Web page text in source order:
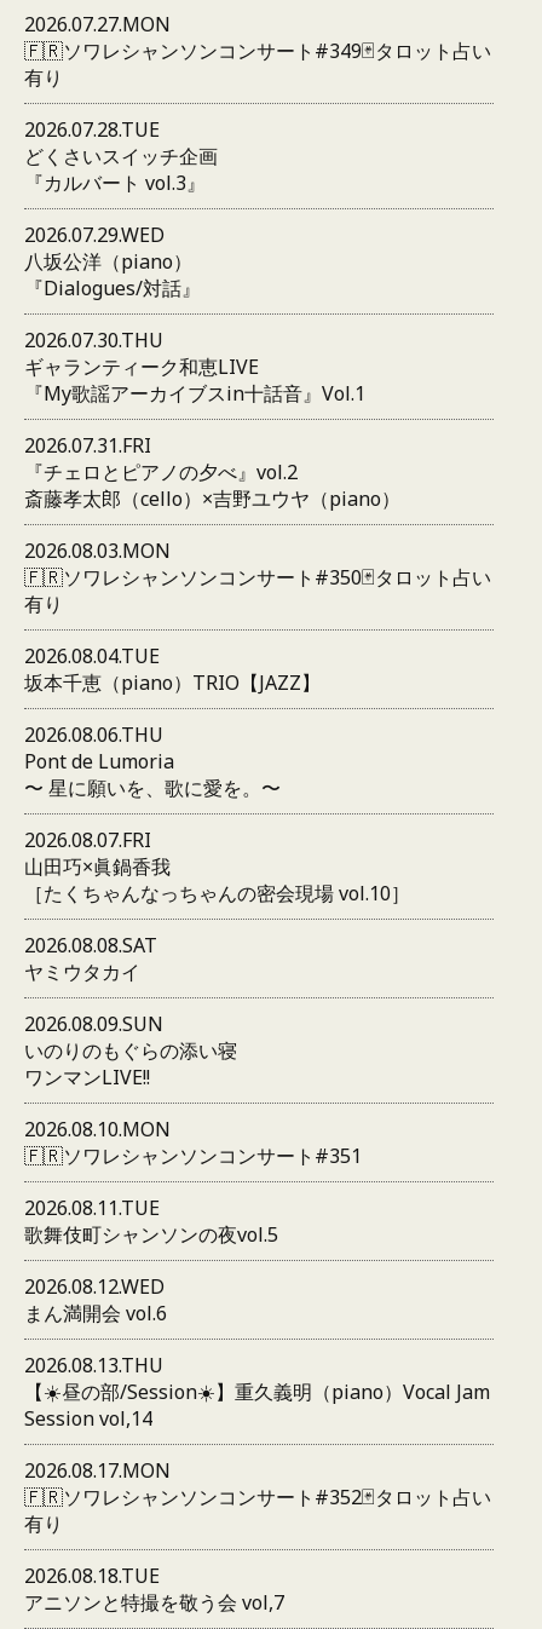
2026.07.27.MON
🇫🇷ソワレシャンソンコンサート#349🃏タロット占い
有り
2026.07.28.TUE
どくさいスイッチ企画
『カルバート vol.3』
2026.07.29.WED
八坂公洋（piano）
『Dialogues/対話』
2026.07.30.THU
ギャランティーク和恵LIVE
『My歌謡アーカイブスin十話音』Vol.1
2026.07.31.FRI
『チェロとピアノの夕べ』vol.2
斎藤孝太郎（cello）×吉野ユウヤ（piano）
2026.08.03.MON
🇫🇷ソワレシャンソンコンサート#350🃏タロット占い
有り
2026.08.04.TUE
坂本千恵（piano）TRIO【JAZZ】
2026.08.06.THU
Pont de Lumoria
〜 星に願いを、歌に愛を。〜
2026.08.07.FRI
山田巧×眞鍋香我
［たくちゃんなっちゃんの密会現場 vol.10］
2026.08.08.SAT
ヤミウタカイ
2026.08.09.SUN
いのりのもぐらの添い寝
ワンマンLIVE!!
2026.08.10.MON
🇫🇷ソワレシャンソンコンサート#351
2026.08.11.TUE
歌舞伎町シャンソンの夜vol.5
2026.08.12.WED
まん満開会 vol.6
2026.08.13.THU
【☀️昼の部/Session☀️】重久義明（piano）Vocal Jam
Session vol,14
2026.08.17.MON
🇫🇷ソワレシャンソンコンサート#352🃏タロット占い
有り
2026.08.18.TUE
アニソンと特撮を敬う会 vol,7